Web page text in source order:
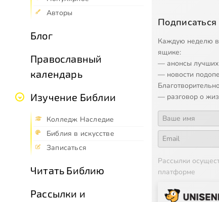
Авторы
Блог
Православный
календарь
Изучение Библии
Колледж Наследие
Библия в искусстве
Записаться
Читать Библию
Рассылки и
Каждую неделю
ящике:
— анонсы лучших
— новости
— разговор о
Рассылки
платформе